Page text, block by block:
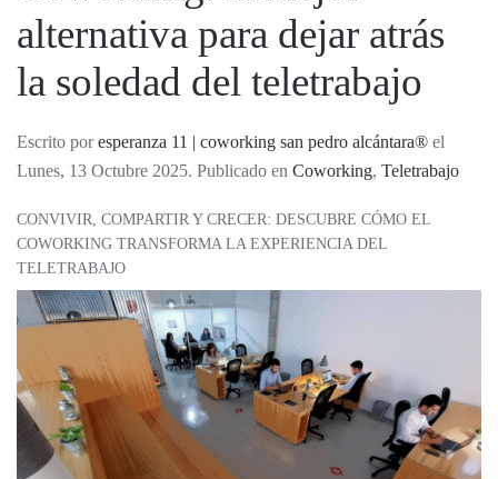
alternativa para dejar atrás
la soledad del teletrabajo
Escrito poresperanza 11 | coworking san pedro alcántara® el
Lunes, 13 Octubre 2025. Publicado en Coworking, Teletrabajo
CONVIVIR, COMPARTIR Y CRECER: DESCUBRE CÓMO EL
COWORKING TRANSFORMA LA EXPERIENCIA DEL
TELETRABAJO